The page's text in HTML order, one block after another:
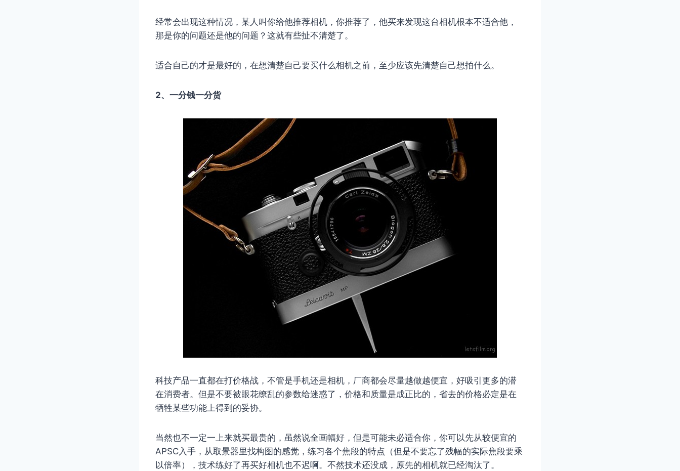
经常会出现这种情况，某人叫你给他推荐相机，你推荐了，他买来发现这台相机根本不适合他，
那是你的问题还是他的问题？这就有些扯不清楚了。
适合自己的才是最好的，在想清楚自己要买什么相机之前，至少应该先清楚自己想拍什么。
2、一分钱一分货
科技产品一直都在打价格战，不管是手机还是相机，厂商都会尽量越做越便宜，好吸引更多的潜
在消费者。但是不要被眼花缭乱的参数给迷惑了，价格和质量是成正比的，省去的价格必定是在
牺牲某些功能上得到的妥协。
当然也不一定一上来就买最贵的，虽然说全画幅好，但是可能未必适合你，你可以先从较便宜的
APSC入手，从取景器里找构图的感觉，练习各个焦段的特点（但是不要忘了残幅的实际焦段要乘
以倍率），技术练好了再买好相机也不迟啊。不然技术还没成，原先的相机就已经淘汰了。